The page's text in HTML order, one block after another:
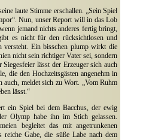
laute Stimme erschallen. „Sein Spiel
Nun, unser Report will in das Lob
jemand nichts anderes fertig bringt,
es nicht für den rücksichtlosen und
versteht. Ein bisschen plump wirkt die
nicht sein richtiger Vater sei, sondern
lässt der Erzeuger sich auch
die den Hochzeitsgästen angenehm in
meldet sich zu Wort. „Vom Ruhm
lässt.“
ein Spiel bei dem Bacchus, der ewig
Olymp habe ihn im Stich gelassen.
begleitet das mit angetrunkenen
reiche Gabe, die süße Labe nach dem